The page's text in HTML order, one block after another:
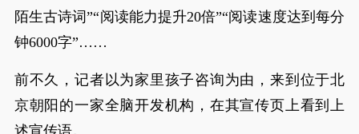
陌生古诗词”“阅读能力提升20倍”“阅读速度达到每分
钟6000字”……
前不久，记者以为家里孩子咨询为由，来到位于北
京朝阳的一家全脑开发机构，在其宣传页上看到上
述宣传语。